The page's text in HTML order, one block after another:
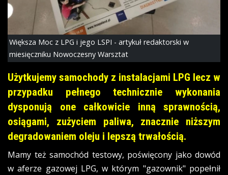
Większa Moc z LPG i jego LSPI - artykuł redaktorski w
miesięczniku Nowoczesny Warsztat
Użytkujemy samochody z instalacjami LPG lecz w
przypadku pełnego technicznie wykonania
dysponują one całkowicie inną sprawnością,
osiągami, zużyciem paliwa, znacznie niższym
degradowaniem oleju i lepszą trwałością.
Mamy też samochód testowy, poświęcony jako dowód
w aferze gazowej LPG, w którym "gazownik" popełnił